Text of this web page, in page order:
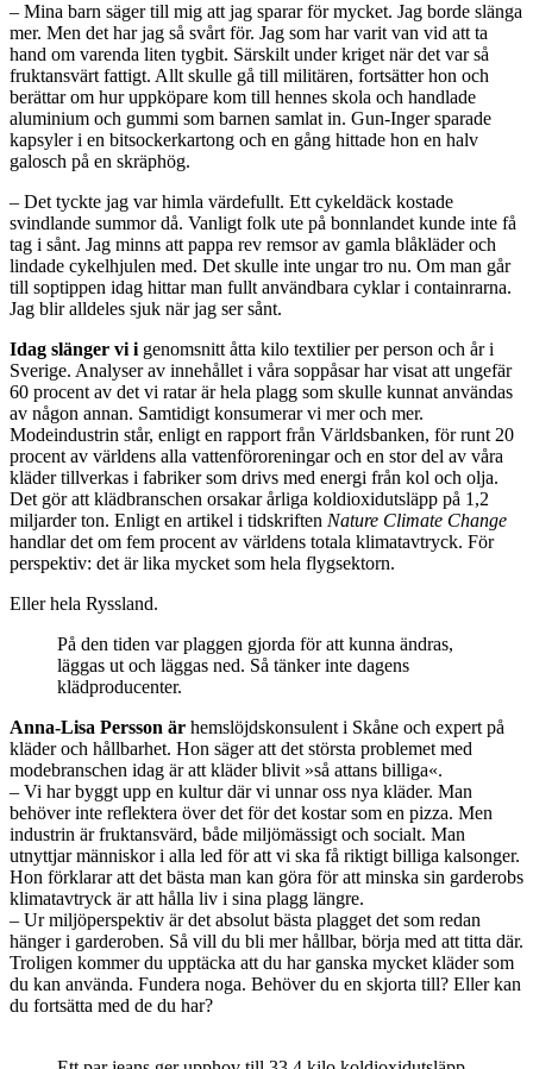
– Mina barn säger till mig att jag sparar för mycket. Jag borde slänga
mer. Men det har jag så svårt för. Jag som har varit van vid att ta
hand om varenda liten tygbit. Särskilt under kriget när det var så
fruktansvärt fattigt. Allt skulle gå till militären, fortsätter hon och
berättar om hur uppköpare kom till hennes skola och handlade
aluminium och gummi som barnen samlat in. Gun-Inger sparade
kapsyler i en bitsockerkartong och en gång hittade hon en halv
galosch på en skräphög.
– Det tyckte jag var himla värdefullt. Ett cykeldäck kostade
svindlande summor då. Vanligt folk ute på bonnlandet kunde inte få
tag i sånt. Jag minns att pappa rev remsor av gamla blåkläder och
lindade cykelhjulen med. Det skulle inte ungar tro nu. Om man går
till soptippen idag hittar man fullt användbara cyklar i containrarna.
Jag blir alldeles sjuk när jag ser sånt.
Idag slänger vi igenomsnitt åtta kilo textilier per person och år i
Sverige. Analyser av innehållet i våra soppåsar har visat att ungefär
60 procent av det vi ratar är hela plagg som skulle kunnat användas
av någon annan. Samtidigt konsumerar vi mer och mer.
Modeindustrin står, enligt en rapport från Världsbanken, för runt 20
procent av världens alla vattenföroreningar och en stor del av våra
kläder tillverkas i fabriker som drivs med energi från kol och olja.
Det gör att klädbranschen orsakar årliga koldioxidutsläpp på 1,2
miljarder ton. Enligt en artikel i tidskriften Nature Climate Change
handlar det om fem procent av världens totala klimatavtryck. För
perspektiv: det är lika mycket som hela flygsektorn.
Eller hela Ryssland.
På den tiden var plaggen gjorda för att kunna ändras,
läggas ut och läggas ned. Så tänker inte dagens
klädproducenter.
Anna-Lisa Persson är hemslöjdskonsulent i Skåne och expert på
kläder och hållbarhet. Hon säger att det största problemet med
modebranschen idag är att kläder blivit »så attans billiga«.
– Vi har byggt upp en kultur där vi unnar oss nya kläder. Man
behöver inte reflektera över det för det kostar som en pizza. Men
industrin är fruktansvärd, både miljömässigt och socialt. Man
utnyttjar människor i alla led för att vi ska få riktigt billiga kalsonger.
Hon förklarar att det bästa man kan göra för att minska sin garderobs
klimatavtryck är att hålla liv i sina plagg längre.
– Ur miljöperspektiv är det absolut bästa plagget det som redan
hänger i garderoben. Så vill du bli mer hållbar, börja med att titta där.
Troligen kommer du upptäcka att du har ganska mycket kläder som
du kan använda. Fundera noga. Behöver du en skjorta till? Eller kan
du fortsätta med de du har?